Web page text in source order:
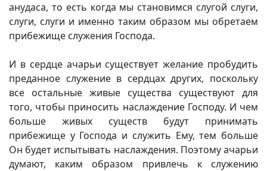
анудаса, то есть когда мы становимся слугой слуги,
слуги, слуги и именно таким образом мы обретаем
прибежище служения Господа.
И в сердце ачарьи существует желание пробудить
преданное служение в сердцах других, поскольку
все остальные живые существа существуют для
того, чтобы приносить наслаждение Господу. И чем
больше живых существ будут принимать
прибежище у Господа и служить Ему, тем больше
Он будет испытывать наслаждения. Поэтому ачарьи
думают, каким образом привлечь к служению